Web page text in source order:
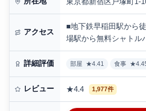
アクセス
■地下鉄早稲田駅から
場駅から無料シャトル
詳細評価 部屋 ★4.41 食事
レビュー ★4.4 1,977件